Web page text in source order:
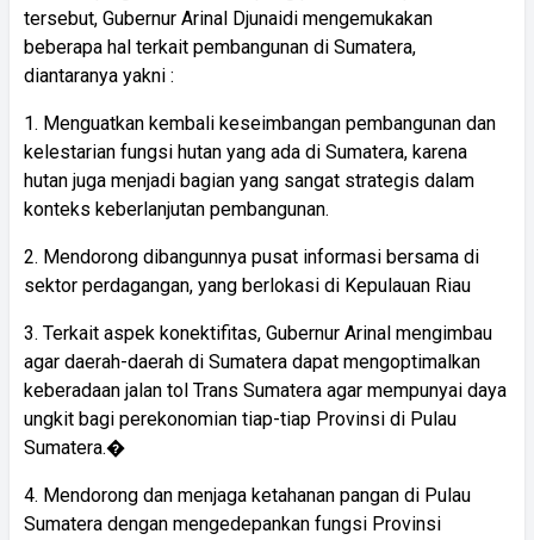
tersebut, Gubernur Arinal Djunaidi mengemukakan
beberapa hal terkait pembangunan di Sumatera,
diantaranya yakni :
1. Menguatkan kembali keseimbangan pembangunan dan
kelestarian fungsi hutan yang ada di Sumatera, karena
hutan juga menjadi bagian yang sangat strategis dalam
konteks keberlanjutan pembangunan.
2. Mendorong dibangunnya pusat informasi bersama di
sektor perdagangan, yang berlokasi di Kepulauan Riau
3. Terkait aspek konektifitas, Gubernur Arinal mengimbau
agar daerah-daerah di Sumatera dapat mengoptimalkan
keberadaan jalan tol Trans Sumatera agar mempunyai daya
ungkit bagi perekonomian tiap-tiap Provinsi di Pulau
Sumatera.�
4. Mendorong dan menjaga ketahanan pangan di Pulau
Sumatera dengan mengedepankan fungsi Provinsi